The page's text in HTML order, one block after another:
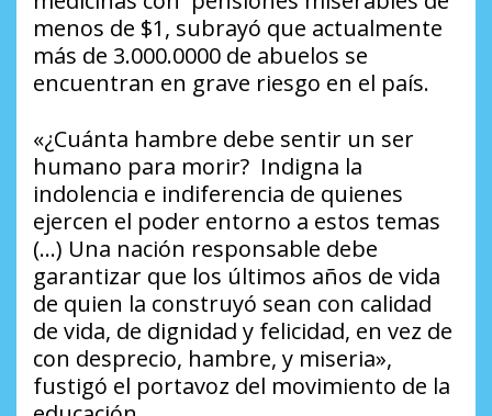
menos de $1, subrayó que actualmente
más de 3.000.0000 de abuelos se
encuentran en grave riesgo en el país.
«¿Cuánta hambre debe sentir un ser
humano para morir? Indigna la
indolencia e indiferencia de quienes
ejercen el poder entorno a estos temas
(…) Una nación responsable debe
garantizar que los últimos años de vida
de quien la construyó sean con calidad
de vida, de dignidad y felicidad, en vez de
con desprecio, hambre, y miseria»,
fustigó el portavoz del movimiento de la